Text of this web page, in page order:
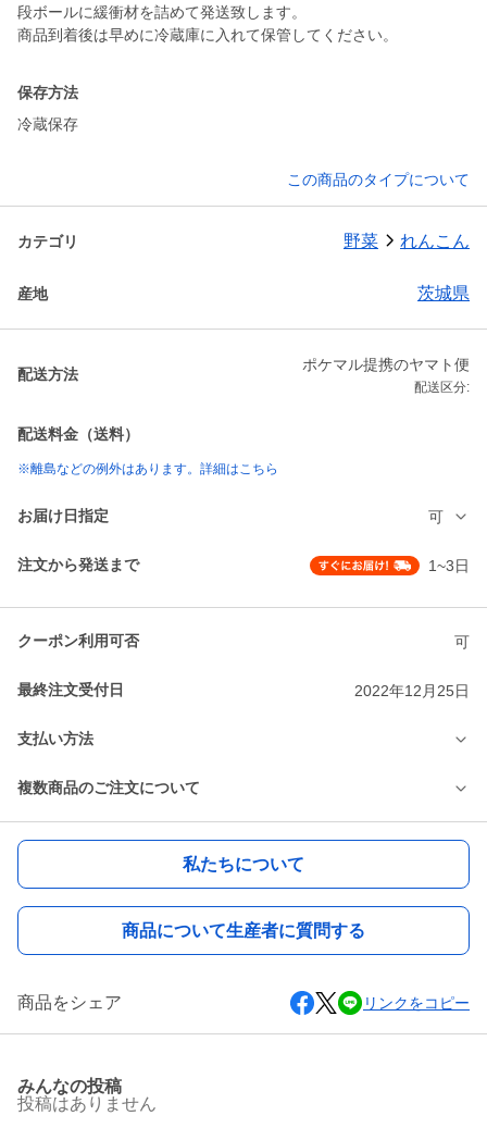
段ボールに緩衝材を詰めて発送致します。
保存方法
冷蔵保存
この商品のタイプについて
カテゴリ 野菜 れんこん
産地 茨城県
配送方法
ポケマル提携のヤマト便
配送区分:
配送料金（送料）
※離島などの例外はあります。詳細はこちら
お届け日指定 可
注文から発送まで 1~3日
クーポン利用可否 可
最終注文受付日 2022年12月25日
支払い方法
複数商品のご注文について
私たちについて
商品について生産者に質問する
商品をシェア リンクをコピー
みんなの投稿
投稿はありません